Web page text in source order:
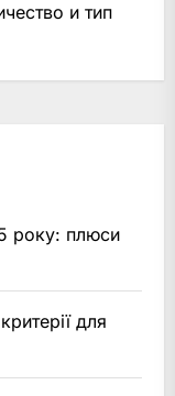
и тип
року: плюси
для